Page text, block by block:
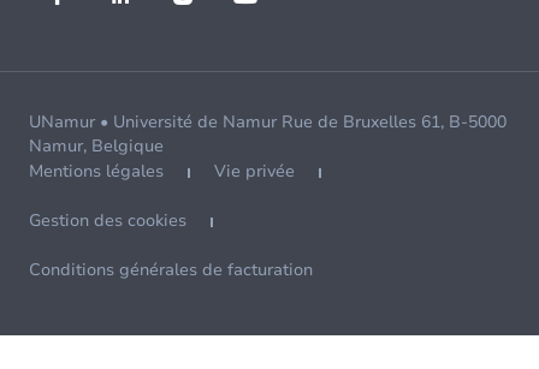
UNamur • Université de Namur Rue de Bruxelles 61, B-5000
Namur, Belgique
Mentions légales
Vie privée
Gestion des cookies
Conditions générales de facturation